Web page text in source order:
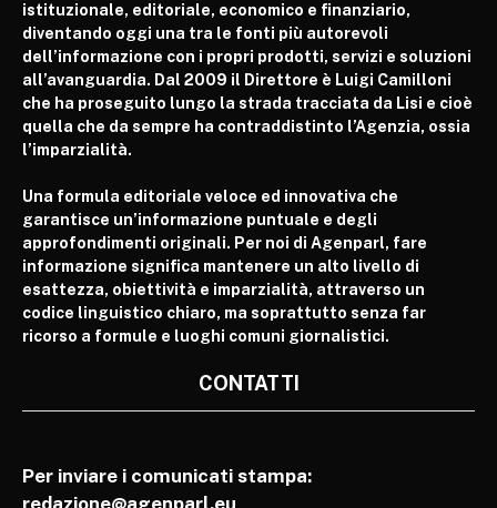
istituzionale, editoriale, economico e finanziario,
diventando oggi una tra le fonti più autorevoli
dell’informazione con i propri prodotti, servizi e soluzioni
all’avanguardia. Dal 2009 il Direttore è Luigi Camilloni
che ha proseguito lungo la strada tracciata da Lisi e cioè
quella che da sempre ha contraddistinto l’Agenzia, ossia
l’imparzialità.
Una formula editoriale veloce ed innovativa che
garantisce un’informazione puntuale e degli
approfondimenti originali. Per noi di Agenparl, fare
informazione significa mantenere un alto livello di
esattezza, obiettività e imparzialità, attraverso un
codice linguistico chiaro, ma soprattutto senza far
ricorso a formule e luoghi comuni giornalistici.
CONTATTI
Per inviare i comunicati stampa: